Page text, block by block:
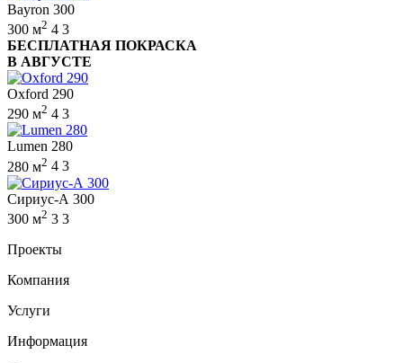
Bayron 300
300 м2 4 3
БЕСПЛАТНАЯ ПОКРАСКА
В АВГУСТЕ
Oxford 290
290 м2 4 3
Lumen 280
280 м2 4 3
Сириус-А 300
300 м2 3 3
Проекты
Компания
Услуги
Информация